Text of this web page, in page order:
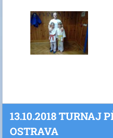
13.10.2018 TURNAJ
OSTRAVA